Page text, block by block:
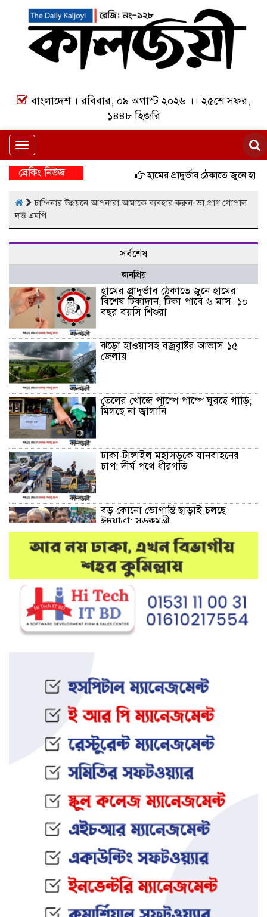
বাংলাদেশ । রবিবার, ০৯ অগাস্ট ২০২৬ ।। ২৫শে সফর,
১৪৪৮ হিজরি
Toggle
navigation
ব্রেকিং নিউজ হামের প্রাদুর্ভাব ঠেকাতে জুনে
চান্দিনার উন্নয়নে আপনারা আমাকে ব্যবহার করুন-ডা.প্রাণ গোপাল
দত্ত এমপি
সর্বশেষ
জনপ্রিয়
হামের প্রাদুর্ভাব ঠেকাতে জুনে হামের
বিশেষ টিকাদান; টিকা পাবে ৬ মাস–১০
বছর বয়সি শিশুরা
ঝড়ো হাওয়াসহ বজ্রবৃষ্টির আভাস ১৫
জেলায়
তেলের খোঁজে পাম্পে পাম্পে ঘুরছে গাড়ি;
মিলছে না জ্বালানি
ঢাকা-টাঙ্গাইল মহাসড়কে যানবাহনের
চাপ; দীর্ঘ পথে ধীরগতি
বড় কোনো ভোগান্তি ছাড়াই চলছে
ঈদযাত্রা: সড়কমন্ত্রী
মেলান্দহে উপবৃত্তি কেলেঙ্কারি:
অভিভাবকের জায়গায় শিক্ষকের ব্যাংক
হিসাব
দেশে আবারও উদ্ধার হলো ভয়ংকর
মাদক: ক্রিস্টাল মেথ ও এলএসডি
ইফতার অনুষ্ঠানকে কেন্দ্র করে বিএনপি–
জামায়াত সংঘর্ষ: আহত ৮
তিনজনের মৃত্যুদণ্ড
করে যুবকের আত্মহ ত্যা